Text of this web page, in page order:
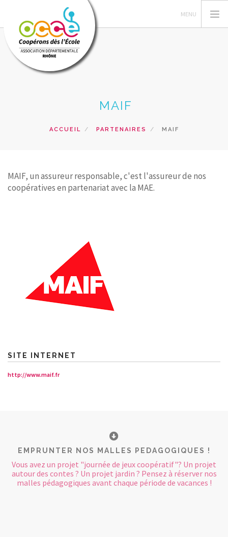
GESTION DES COOPÉRATIVES
RECHERCHER
MAIF
ACCUEIL PARTENAIRES MAIF
MAIF, un assureur responsable, c'est l'assureur de nos
coopératives en partenariat avec la MAE.
SITE INTERNET
http://www.maif.fr
EMPRUNTER NOS MALLES PEDAGOGIQUES !
Vous avez un projet "journée de jeux coopératif"? Un projet
autour des contes ? Un projet jardin ? Pensez à réserver nos
malles pédagogiques avant chaque période de vacances !